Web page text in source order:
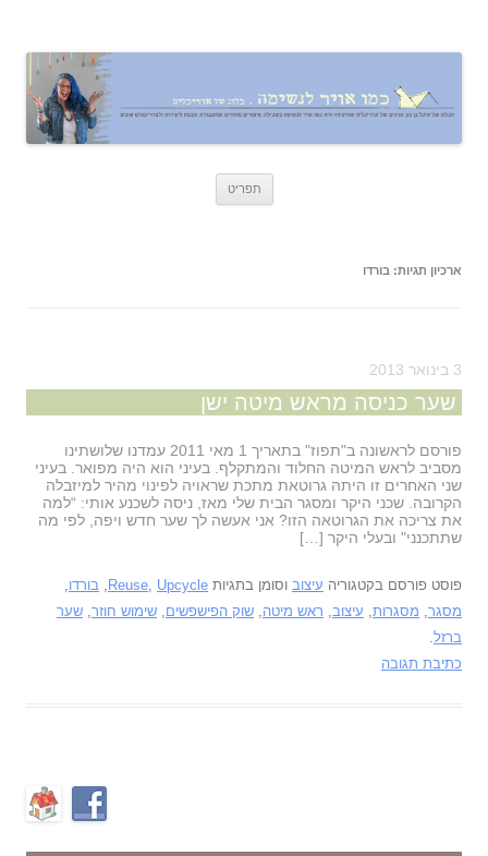
תפריט
ארכיון תגיות: בורדו
3 בינואר 2013
שער כניסה מראש מיטה ישן
פורסם לראשונה ב"תפוז" בתאריך 1 מאי 2011 עמדנו שלושתינו
מסביב לראש המיטה החלוד והמתקלף. בעיני הוא היה מפואר. בעיני
שני האחרים זו היתה גרוטאת מתכת שראויה לפינוי מהיר למיזבלה
הקרובה. שכני היקר ומסגר הבית שלי מאז, ניסה לשכנע אותי: “למה
את צריכה את הגרוטאה הזו? אני אעשה לך שער חדש ויפה, לפי מה
שתתכנני" ובעלי היקר […]
פוסט פורסם בקטגוריה עיצוב וסומן בתגיות Reuse, Upcycle
, בורדו,
מסגר, מסגרות, עיצוב, ראש מיטה, שוק הפישפשים, שימוש חוזר, שער
ברזל.
כתיבת תגובה